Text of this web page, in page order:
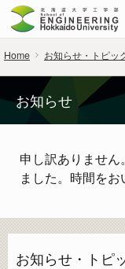
Home お知らせ・トピッ
お知らせ
申し訳ありませ
ました。時間をお
お知らせ・トピ